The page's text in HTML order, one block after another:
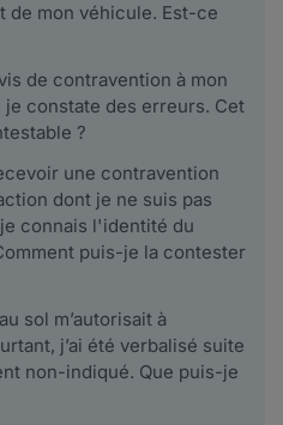
de mon véhicule. Est-ce
de contravention à mon
je constate des erreurs. Cet
?
une contravention
dont je ne suis pas
je connais l'identité du
puis-je la contester
sol m’autorisait à
j’ai été verbalisé suite
non-indiqué. Que puis-je